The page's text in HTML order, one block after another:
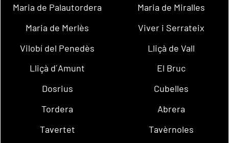
Maria de Palautordera
Maria de Miralles
Maria de Merlès
Viver i Serrateix
Vilobí del Penedès
Lliçà de Vall
Lliçà d´Amunt
El Bruc
Dosrius
Cubelles
Tordera
Abrera
Tavertet
Tavèrnoles